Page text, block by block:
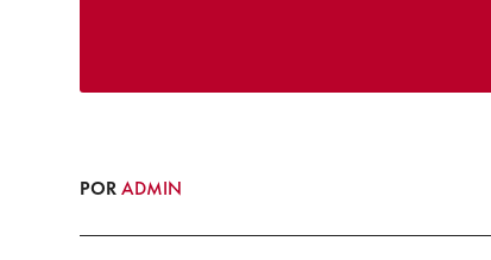
PORADMIN